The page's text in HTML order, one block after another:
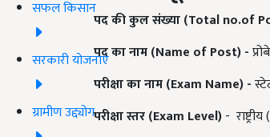
सफल किसान
सरकारी योजनाएं
ग्रामीण उद्द्योग
पद की कुल संख्या (Total no.of
पद का नाम (Name of Post) -
परीक्षा का नाम (Exam Name)-
परीक्षा स्तर (Exam Level)-